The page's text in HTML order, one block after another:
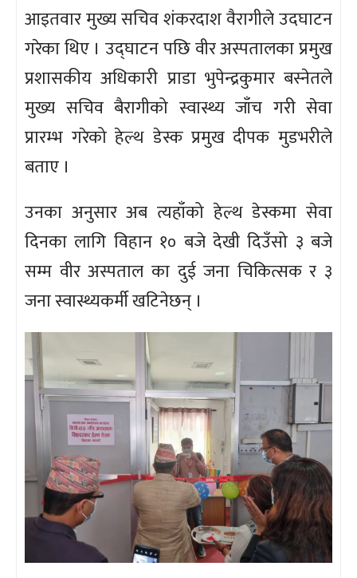
आइतवार मुख्य सचिव शंकरदाश वैरागीले उदघाटन
गरेका थिए । उद्घाटन पछि वीर अस्पतालका प्रमुख
प्रशासकीय अधिकारी प्राडा भुपेन्द्रकुमार बस्नेतले
मुख्य सचिव बैरागीको स्वास्थ्य जाँच गरी सेवा
प्रारम्भ गरेको हेल्थ डेस्क प्रमुख दीपक मुडभरीले
बताए ।
उनका अनुसार अब त्यहाँको हेल्थ डेस्कमा सेवा
दिनका लागि विहान १० बजे देखी दिउँसो ३ बजे
सम्म वीर अस्पताल का दुई जना चिकित्सक र ३
जना स्वास्थ्यकर्मी खटिनेछन् ।